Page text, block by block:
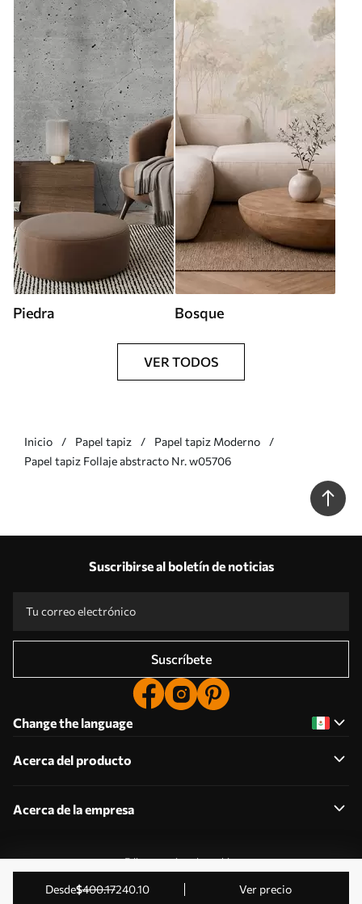
desde$400.17240.10 Ver precio
Piedra Bosque
VER TODOS
Inicio Papel tapiz
Papel tapiz Moderno
Papel tapiz Follaje abstracto Nr. w05706
Suscribirse al boletín de noticias
Suscríbete
Change the language
Acerca del producto
Acerca de la empresa
Editar permisos de cookies
2011-2026 Uwalls . Todos los derechos reservados.
Gestionado por KLW Sp. z o.o. CIF: PL9223057591.